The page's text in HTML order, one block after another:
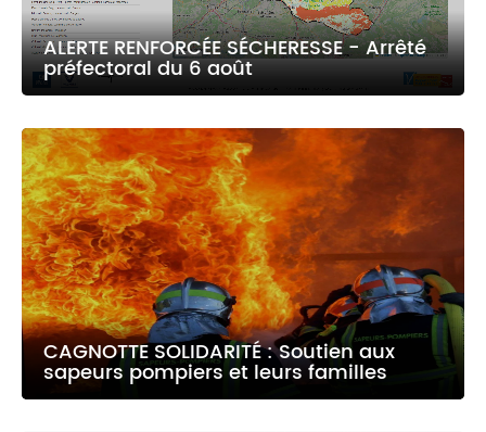
ALERTE RENFORCÉE SÉCHERESSE - Arrêté
préfectoral du 6 août
CAGNOTTE SOLIDARITÉ : Soutien aux
sapeurs pompiers et leurs familles